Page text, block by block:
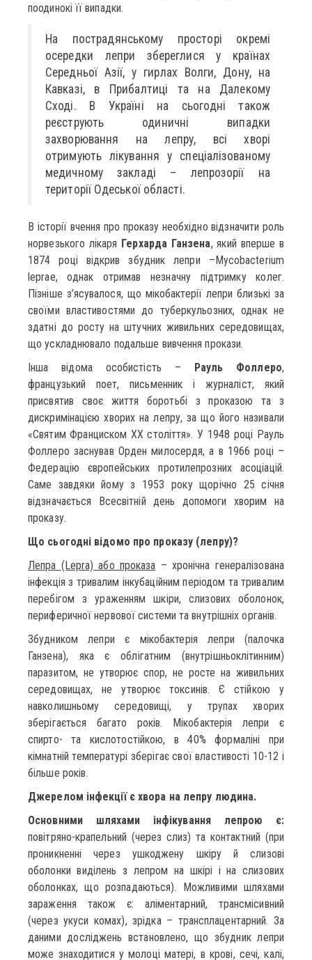
поодинокі її випадки.
На пострадянському просторі окремі
осередки лепри збереглися у країнах
Середньої Азії, у гирлах Волги, Дону, на
Кавказі, в Прибалтиці та на Далекому
Сході. В Україні на сьогодні також
реєструють одиничні випадки
захворювання на лепру, всі хворі
отримують лікування у спеціалізованому
медичному закладі – лепрозорії на
території Одеської області.
В історії вчення про проказу необхідно відзначити роль
норвезького лікаря Герхарда Ганзена, який вперше в
1874 році відкрив збудник лепри –Mycobacterium
leprae, однак отримав незначну підтримку колег.
Пізніше з’ясувалося, що мікобактерії лепри близькі за
своїми властивостями до туберкульозних, однак не
здатні до росту на штучних живильних середовищах,
що ускладнювало подальше вивчення прокази.
Інша відома особистість – Рауль Фоллеро,
французький поет, письменник і журналіст, який
присвятив своє життя боротьбі з проказою та з
дискримінацією хворих на лепру, за що його називали
«Святим Франциском XX століття». У 1948 році Рауль
Фоллеро заснував Орден милосердя, а в 1966 році –
Федерацію європейських протилепрозних асоціацій.
Саме завдяки йому з 1953 року щорічно 25 січня
відзначається Всесвітній день допомоги хворим на
проказу.
Що сьогодні відомо про проказу (лепру)?
Лепра (Lерrа) або проказа – хронічна генералізована
інфекція з тривалим інкубаційним періодом та тривалим
перебігом з ураженням шкіри, слизових оболонок,
периферичної нервової системи та внутрішніх органів.
Збудником лепри є мікобактерія лепри (палочка
Ганзена), яка є облігатним (внутрішньоклітинним)
паразитом, не утворює спор, не росте на живильних
середовищах, не утворює токсинів. Є стійкою у
навколишньому середовищі, у трупах хворих
зберігається багато років. Мікобактерія лепри є
спирто- та кислотостійкою, в 40% формаліні при
кімнатній температурі зберігає свої властивості 10-12 і
більше років.
Джерелом інфекції є хвора на лепру людина.
Основними шляхами інфікування лепрою є:
повітряно-крапельний (через слиз) та контактний (при
проникненні через ушкоджену шкіру й слизові
оболонки виділень з лепром на шкірі і на слизових
оболонках, що розпадаються). Можливими шляхами
зараження також є: аліментарний, трансмісивний
(через укуси комах), зрідка – трансплацентарний. За
даними досліджень встановлено, що збудник лепри
може знаходитися у молоці матері, в крові, сечі, калі,